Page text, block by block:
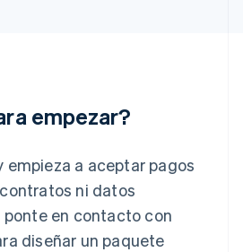
empezar?
empieza a aceptar pagos
ni datos
ponte en contacto con
diseñar un paquete